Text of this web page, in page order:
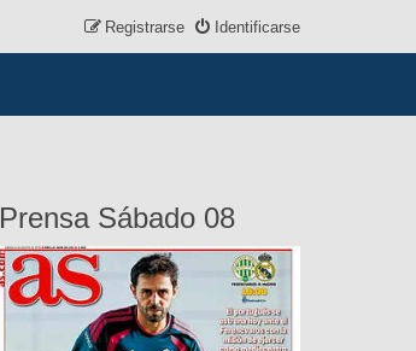
Identificarse
Registrarse
Prensa Sábado 08